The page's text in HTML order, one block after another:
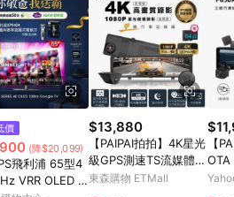
回饋網、Google等其他網頁、或
切換為App都將會造成追蹤中斷而
性
，如顯示之商品規格、顏色、價
頁不符，以銷售網頁標示為準。
台灣樂天回饋規定，逾期訂單將
灣樂天市場保有更改條款與法律
場網站公告為準。
價
(降$20,099)
飛利浦 65型4
VRR OLED G
$13,880
【PAIPAI拍拍】4K星光
級GPS測速TS流媒體雙
鏡頭P600XW觸控式行
東森購物 ETMall
【
OTA